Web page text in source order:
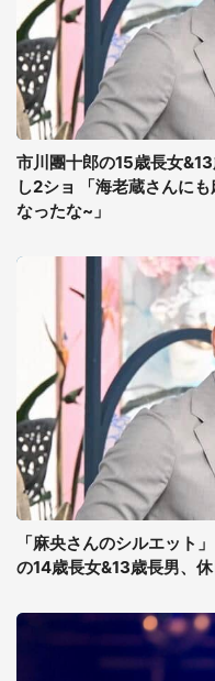
市川團十郎の15歳長女
し2ショ 「海老蔵さんに
なったな~」
「麻央さんのシルエット
の14歳長女&13歳長男、